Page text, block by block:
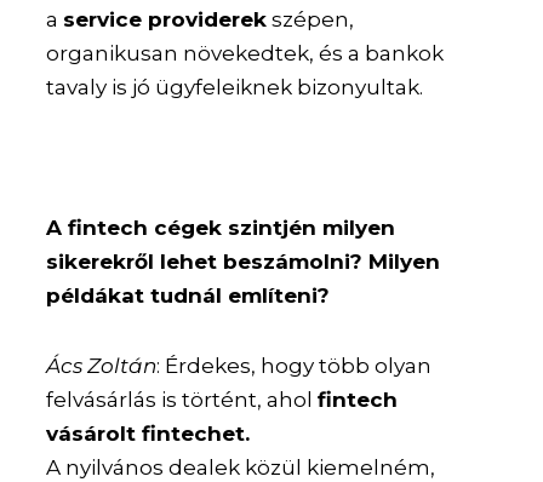
a service providerek szépen,
organikusan növekedtek, és a bankok
tavaly is jó ügyfeleiknek bizonyultak.
A fintech cégek szintjén milyen
sikerekről lehet beszámolni? Milyen
példákat tudnál említeni?
Ács Zoltán: Érdekes, hogy több olyan
felvásárlás is történt, aholfintech
vásárolt fintechet.
A nyilvános dealek közül kiemelném,